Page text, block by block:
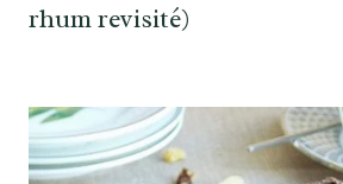
rhum revisité)